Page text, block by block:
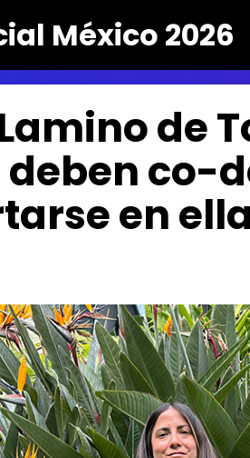
México 2026
de
co-
en